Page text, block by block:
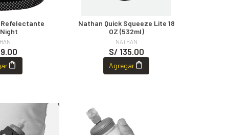
Nathan Quick Squeeze Lite 18
OZ (532ml)
NATHAN
S/ 135.00
Agregar